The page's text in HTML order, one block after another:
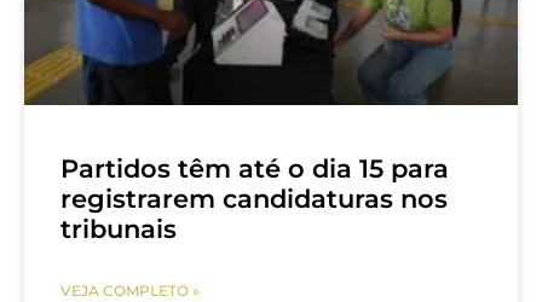
Partidos têm até o dia 15 para
registrarem candidaturas nos
tribunais
VEJA COMPLETO »